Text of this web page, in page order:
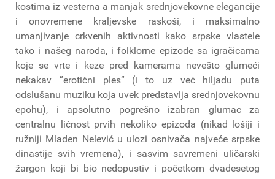
kostima iz vesterna a manjak srednjovekovne elegancije
i onovremene kraljevske raskoši, i maksimalno
umanjivanje crkvenih aktivnosti kako srpske vlastele
tako i našeg naroda, i folklorne epizode sa igračicama
koje se vrte i keze pred kamerama nevešto glumeći
nekakav ”erotični ples” (i to uz već hiljadu puta
odslušanu muziku koja uvek predstavlja srednjovekovnu
epohu), i apsolutno pogrešno izabran glumac za
centralnu ličnost prvih nekoliko epizoda (nikad lošiji i
ružniji Mladen Nelević u ulozi osnivača najveće srpske
dinastije svih vremena), i sasvim savremeni uličarski
žargon koji bi bio nedopustiv i početkom dvadesetog